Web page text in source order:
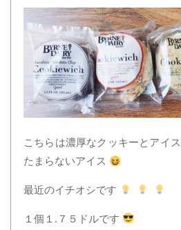
こちらは濃厚なクッキーとアイ
たまらないアイス
最近のイチオシです
１個１.７５ドルです